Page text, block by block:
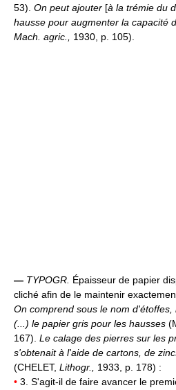
53). On peut ajouter [à la trémie du
hausse pour augmenter la capacité
Mach. agric., 1930, p. 105).
— TYPOGR. Épaisseur de papier
cliché afin de le maintenir
On comprend sous le nom
(...) le papier gris pour les hausses
167). Le calage des pierres sur les
s'obtenait à l'aide de cartons, de
(CHELET, Lithogr., 1933, p. 178) :
• 3. S'agit-il de faire avancer le